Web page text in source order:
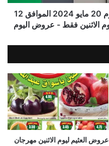
عروض العثيم بصفحة واحدة اليوم 20 مايو 2024 الموافق 12
عروض العثيم ليوم الاثنين مهرجان